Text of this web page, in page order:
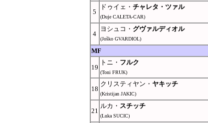
5
ドゥイェ・ チャレタ・ツァル
(Duje CALETA-CAR)
4
ヨシュコ・ グヴァルディオル
(Joško GVARDIOL)
MF
19
トニ・ フルク
(Toni FRUK)
18
クリスティヤン・ ヤキッチ
(Kristijan JAKIC)
21
ルカ・ スチッチ
(Luka SUCIC)